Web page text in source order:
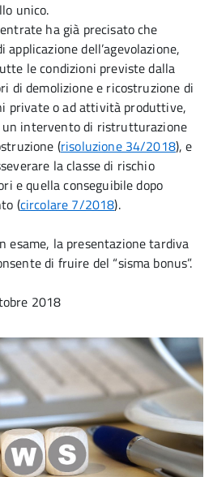
unico.
ha già precisato che
dell’agevolazione,
le condizioni previste dalla
di demolizione e ricostruzione di
private o ad attività produttive,
un intervento di ristrutturazione
(risoluzione 34/2018), e
la classe di rischio
e quella conseguibile dopo
(circolare 7/2018).
esame, la presentazione tardiva
di fruire del “sisma bonus”.
2018